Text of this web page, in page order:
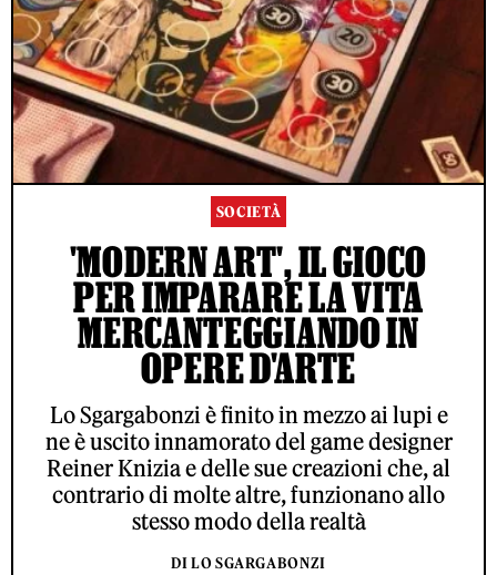
SOCIETÀ
'MODERN ART', IL GIOCO
PER IMPARARE LA VITA
MERCANTEGGIANDO IN
OPERE D'ARTE
Lo Sgargabonzi è finito in mezzo ai lupi e
ne è uscito innamorato del game designer
Reiner Knizia e delle sue creazioni che, al
contrario di molte altre, funzionano allo
stesso modo della realtà
DI LO SGARGABONZI